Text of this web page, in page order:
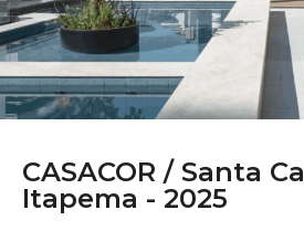
CASACOR / Santa
Itapema - 2025